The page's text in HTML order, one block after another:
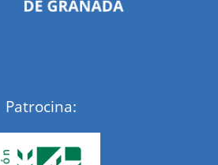
Patrocina: